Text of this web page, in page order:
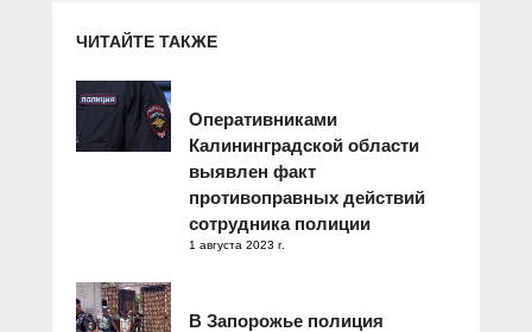
ЧИТАЙТЕ ТАКЖЕ
Оперативниками
Калининградской области
выявлен факт
противоправных действий
сотрудника полиции
1 августа 2023 г.
В Запорожье полиция